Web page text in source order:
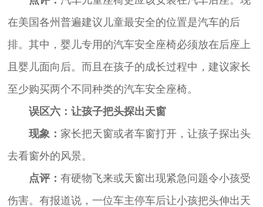
在美国各州普遍建议儿童最安全的位置是汽车的后
排。其中，婴儿专用的汽车安全座椅必须放在后座上
且婴儿面向后。而且在孩子的成长过程中，建议家长
至少购买两个不同种类的汽车安全座椅。
误区六：让孩子把头探出天窗
现象： 家长把天窗或者车窗打开，让孩子探出头
去看窗外的风景。
点评： 有硬物飞来或天窗出现紧急问题令小孩受
伤害。有报道说，一位车主停车后让小孩把头伸出天